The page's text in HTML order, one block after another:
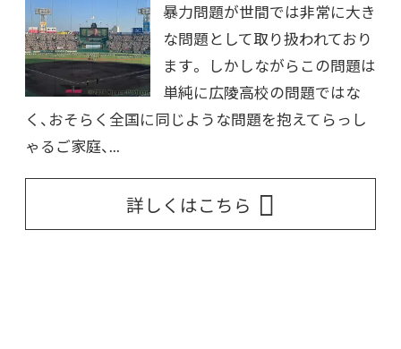
暴力問題が世間では非常に大き
な問題として取り扱われており
ます。 しかしながらこの問題は
単純に広陵高校の問題ではな
く、おそらく全国に同じような問題を抱えてらっし
ゃるご家庭、...
詳しくはこちら